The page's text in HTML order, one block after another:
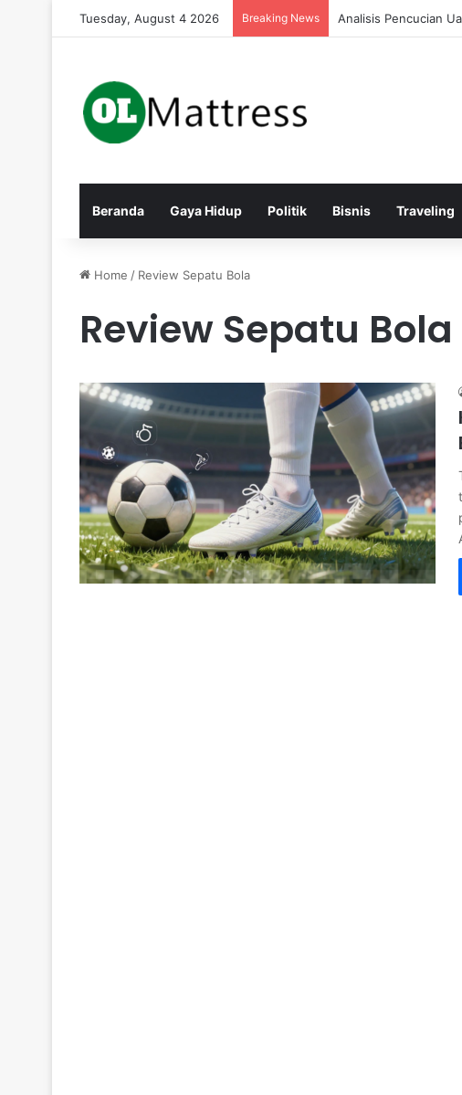
Tuesday, August 4 2026 Breaking News Analisis Pencucian
Beranda Gaya Hidup Politik Bisnis Traveling
Home / Review Sepatu Bola
Review Sepatu Bola